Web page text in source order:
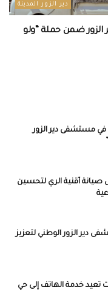
دير الزور المدينة
الزور ضمن حملة “ولو
في مستشفى دير الزور
صيانة أقنية الري لتحسين
دير الزور الوطني لتعزيز
الاتصالات تعيد خدمة الهاتف إلى حي